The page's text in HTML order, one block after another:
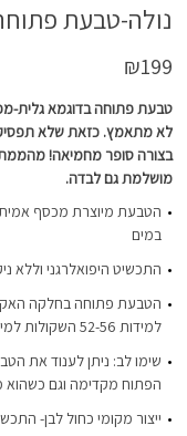
נולה-טבעת פתוחה
₪199
טבעת פתוחה בדוגמא גלית-
לא מתאמץ. כזאת שלא
בצורה סופר מחמיאה!
מושלמת גם לבדה.
במים
התכשיט היפואלרגני וללא
הטבעת פתוחה בחלקה
למידות 52-56 השקולות למידות אמריקאיות 6-7.5)
הפתוח מקדימה וגם כשהוא
ייצור מקומי כחול לבן-